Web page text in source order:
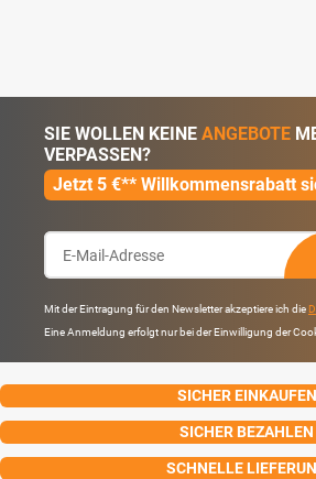
SIE WOLLEN KEINE ANGEBOTE
VERPASSEN?
Jetzt 5 €** Willkommensrabatt
Mit der Eintragung für den Newsletter akzeptiere ich die
Eine Anmeldung erfolgt nur bei der Einwilligung der
SICHER EINKAUFEN
SICHER BEZAHLEN
SCHNELLE